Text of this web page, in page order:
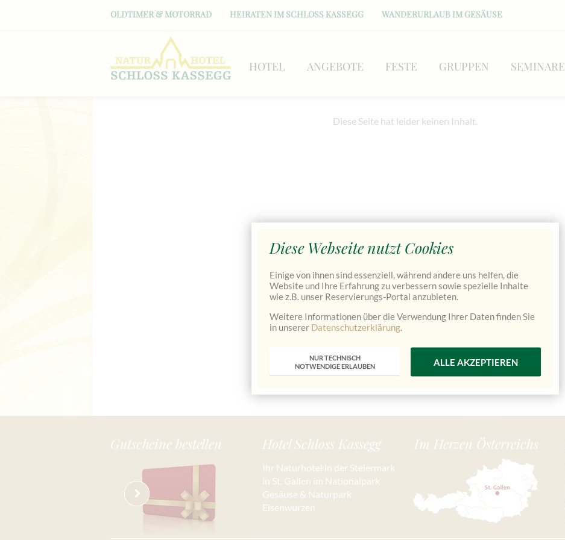
OLDTIMER & MOTORRAD HEIRATEN IM SCHLOSS KASSEGG WANDERURLAUB IM GESÄUSE
HOTEL ANGEBOTE FESTE GRUPPEN SEMINARE
Diese Seite hat leider keinen Inhalt.
Gutscheine bestellen Hotel Schloss Kassegg
Ihr Naturhotel in der Steiermark
in St. Gallen im Nationalpark
Gesäuse & Naturpark
Eisenwurzen
Im Herzen Österreichs
Diese Webseite nutzt Cookies
Einige von ihnen sind essenziell, während andere uns helfen, die
Website und Ihre Erfahrung zu verbessern sowie spezielle Inhalte
wie z.B. unser Reservierungs-Portal anzubieten.
Weitere Informationen über die Verwendung Ihrer Daten finden Sie
in unserer Datenschutzerklärung
NUR TECHNISCH
NOTWENDIGE ERLAUBEN
ALLE AKZEPTIEREN